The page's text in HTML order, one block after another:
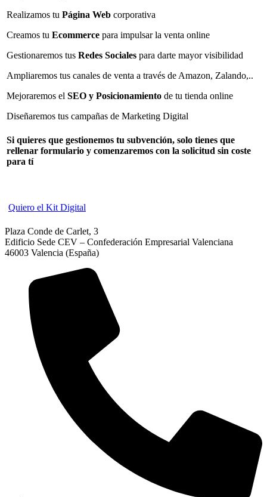
Realizamos tu Página Web corporativa
Creamos tu Ecommerce para impulsar la venta online
Gestionaremos tus Redes Sociales para darte mayor visibilidad
Ampliaremos tus canales de venta a través de Amazon, Zalando,..
Mejoraremos el SEO y Posicionamiento de tu tienda online
Diseñaremos tus campañas de Marketing Digital
Si quieres que gestionemos tu subvención, solo tienes que
rellenar formulario y comenzaremos con la solicitud sin coste
para tí
Quiero el Kit Digital
Plaza Conde de Carlet, 3
Edificio Sede CEV – Confederación Empresarial Valenciana
46003 Valencia (España)